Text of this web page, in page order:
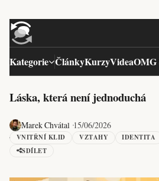
Kategorie ČlánkyKurzyVideaOMG
Láska, která není jednoduchá
Marek Chvátal 15/06/2026
VNITŘNÍ KLID VZTAHY
IDENTITA
SDÍLET